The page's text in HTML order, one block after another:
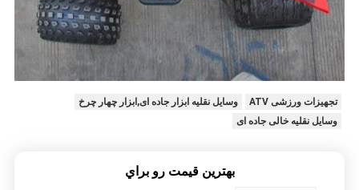
تجهیزات ورزشی ATV
وسایل نقلیه ابزار جاده ای,ابزار چهار چرخ
وسایل نقلیه خالی جاده ای
بهترين قيمت رو براي